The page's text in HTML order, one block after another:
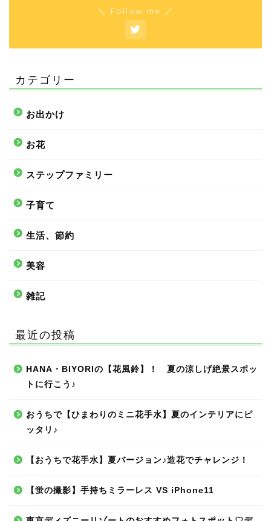
＼ Follow me ／
カテゴリー
お出かけ
お花
ステップファミリー
子育て
生活、節約
美容
雑記
最近の投稿
HANA・BIYORIの【花風鈴】！ 夏の涼しげ絶景スポッ
トに行こう♪
おうちで【ひまわりのミニ花手水】夏のインテリアにピ
ッタリ♪
【おうちで花手水】夏バージョン♪造花でチャレンジ！
【蛍の撮影】手持ちミラーレス VS iPhone11